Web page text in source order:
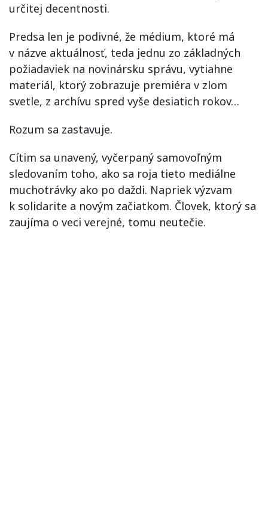
určitej decentnosti.
Predsa len je podivné, že médium, ktoré má
v názve aktuálnosť, teda jednu zo základných
požiadaviek na novinársku správu, vytiahne
materiál, ktorý zobrazuje premiéra v zlom
svetle, z archívu spred vyše desiatich rokov…
Rozum sa zastavuje.
Cítim sa unavený, vyčerpaný samovoľným
sledovaním toho, ako sa roja tieto mediálne
muchotrávky ako po daždi. Napriek výzvam
k solidarite a novým začiatkom. Človek, ktorý sa
zaujíma o veci verejné, tomu neutečie.